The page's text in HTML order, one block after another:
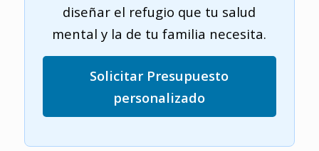
diseñar el refugio que tu salud
mental y la de tu familia necesita.
Solicitar Presupuesto
personalizado